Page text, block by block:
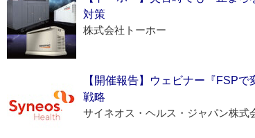
対策
株式会社トーホー
【開催報告】ウェビナー『FSP
戦略
サイネオス・ヘルス・ジャパン株式